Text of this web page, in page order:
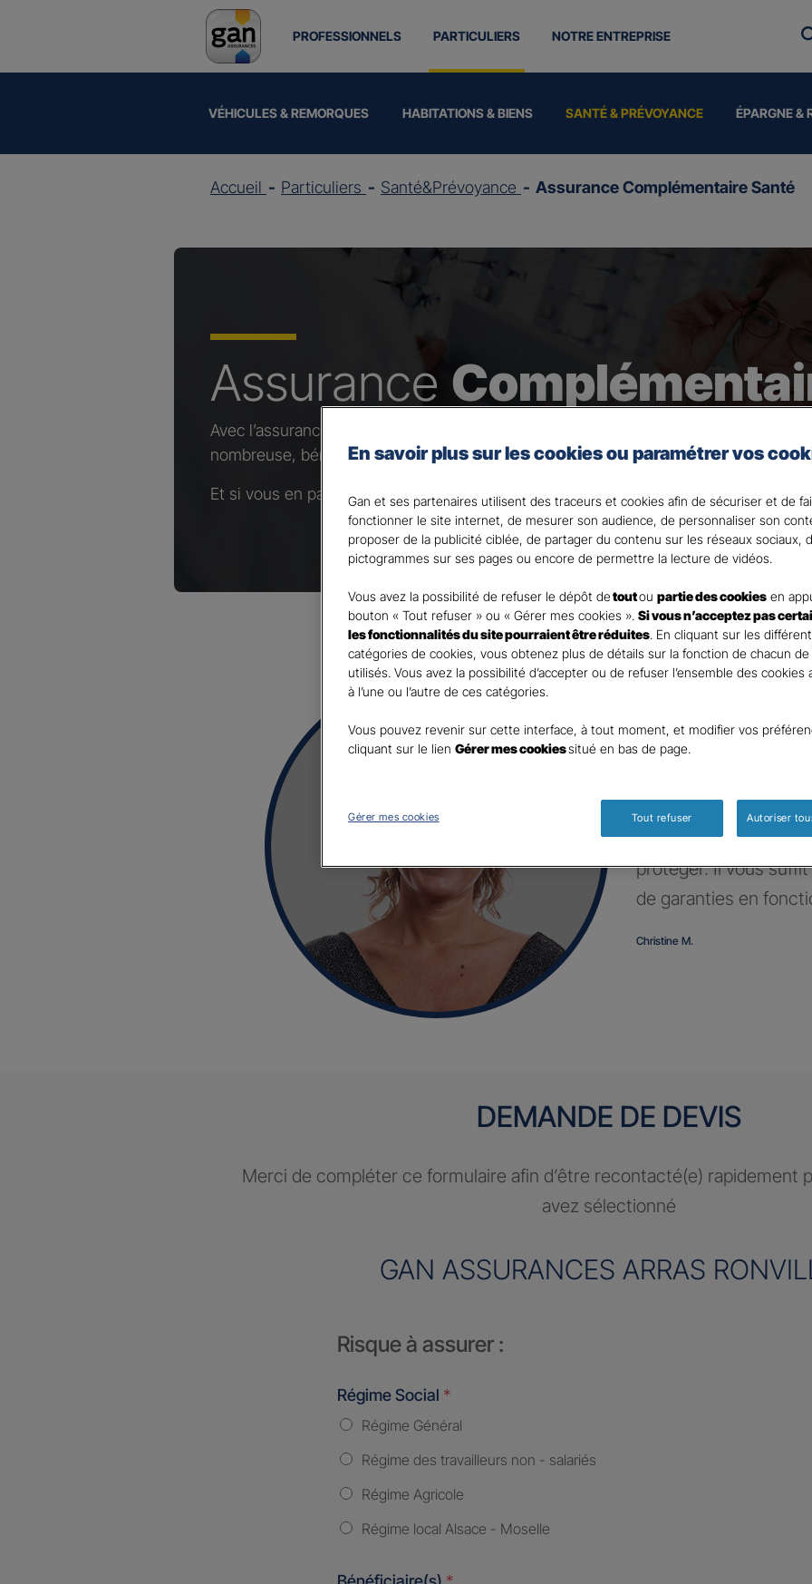
PROFESSIONNELS PARTICULIERS
VÉHICULES & REMORQUES HABITATIONS & BIENS SANTÉ & PRÉVOYANCE ÉPARGNE &
NOTRE ENTREPRISE
Accueil Particuliers Santé&Prévoyance Assurance Complémentaire Santé
Assurance
Avec l’assurance Complémentaire Santé Gan Assurances, que vous soyez
nombreuse, bénéficiez d’une assurance santé adaptée à vos besoins et votre
Et si vous en parliez avec votre Agent général ?
Parole
d’expert !
Profitez d’un contrat
protéger. Il vous
de garanties en
Christine M.
DEMANDE DE DEVIS
Merci de compléter ce formulaire afin d’être recontacté(e) rapidement
avez sélectionné
GAN ASSURANCES ARRAS
Risque à assurer :
Régime Social *
Régime Général
Régime des travailleurs non - salariés
Régime Agricole
Régime local Alsace - Moselle
En savoir plus sur les cookies ou paramétrer vos
Gan et ses partenaires utilisent des traceurs et cookies afin de sécuriser et de
fonctionner le site internet, de mesurer son audience, de personnaliser son
proposer de la publicité ciblée, de partager du contenu sur les réseaux sociaux,
pictogrammes sur ses pages ou encore de permettre la lecture de vidéos.
Vous avez la possibilité de refuser le dépôt detoutou partie des cookies en
bouton « Tout refuser » ou « Gérer mes cookies ». Si vous n’acceptez pas
les fonctionnalités du site pourraient être réduites. En cliquant sur les
catégories de cookies, vous obtenez plus de détails sur la fonction de chacun
utilisés. Vous avez la possibilité d’accepter ou de refuser l’ensemble des cookies
à l’une ou l’autre de ces catégories.
Vous pouvez revenir sur cette interface, à tout moment, et modifier vos
cliquant sur le lien Gérer mes cookiessitué en bas de page.
Gérer mes cookies Tout refuser Autoriser